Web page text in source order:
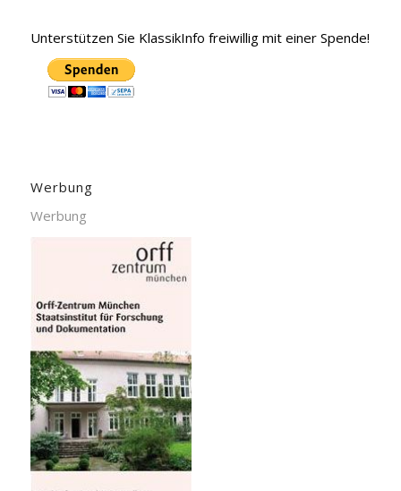
Unterstützen Sie KlassikInfo freiwillig mit einer Spende!
Werbung
Werbung